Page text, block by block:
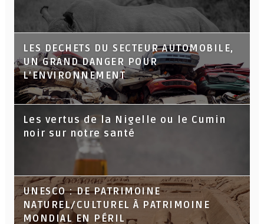
LES DECHETS DU SECTEUR AUTOMOBILE,
UN GRAND DANGER POUR
L’ENVIRONNEMENT
Les vertus de la Nigelle ou le Cumin
noir sur notre santé
UNESCO : DE PATRIMOINE
NATUREL/CULTUREL À PATRIMOINE
MONDIAL EN PÉRIL